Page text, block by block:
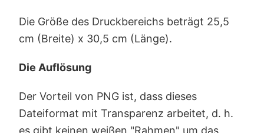
Die Größe des Druckbereichs beträgt 25,5
cm (Breite) x 30,5 cm (Länge).
Die Auflösung
Der Vorteil von PNG ist, dass dieses
Dateiformat mit Transparenz arbeitet, d. h.